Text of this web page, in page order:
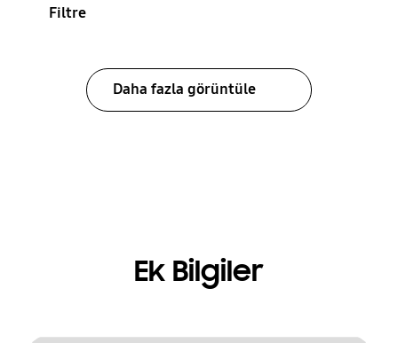
Filtre
Daha fazla görüntüle
Ek Bilgiler